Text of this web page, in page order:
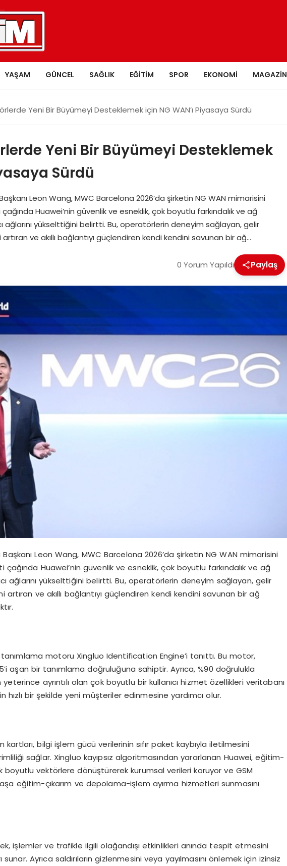
YAŞAM GÜNCEL SAĞLIK EĞITIM SPOR EKONOMI MAGAZIN
Yeni Bir Büyümeyi Desteklemek için NG WAN’ı Piyasaya Sürdü
Yeni Bir Büyümeyi Desteklemek
Sürdü
Leon Wang, MWC Barcelona 2026’da şirketin NG WAN mimarisini
çağında Huawei’nin güvenlik ve esneklik, çok boyutlu farkındalık ve ağ
ağlarını yükselttiğini belirtti. Bu, operatörlerin deneyim sağlayan, gelir
artıran ve akıllı bağlantıyı güçlendiren kendi kendini savunan bir ağ…
0 Yorum Yapıldı Paylaş
Leon Wang, MWC Barcelona 2026’da şirketin NG WAN mimarisini
çağında Huawei’nin güvenlik ve esneklik, çok boyutlu farkındalık ve ağ
ağlarını yükselttiğini belirtti. Bu, operatörlerin deneyim sağlayan, gelir
artıran ve akıllı bağlantıyı güçlendiren kendi kendini savunan bir ağ
motoru Xingluo Identification Engine’i tanıttı. Bu motor,
aşan bir tanımlama doğruluğuna sahiptir. Ayrıca, %90 doğrulukla
ayrıntılı olan çok boyutlu bir kullanıcı hizmet özellikleri veritabanı
hızlı bir şekilde yeni müşteriler edinmesine yardımcı olur.
kartları, bilgi işlem gücü verilerinin sıfır paket kaybıyla iletilmesini
sağlar. Xingluo kayıpsız algoritmasından yararlanan Huawei, eğitim-
boyutlu vektörlere dönüştürerek kurumsal verileri koruyor ve GSM
eğitim-çıkarım ve depolama-işlem ayırma hizmetleri sunmasını
işlemler ve trafikle ilgili olağandışı etkinlikleri anında tespit etmesini
Ayrıca saldırıların gizlenmesini veya yayılmasını önlemek için izinsiz